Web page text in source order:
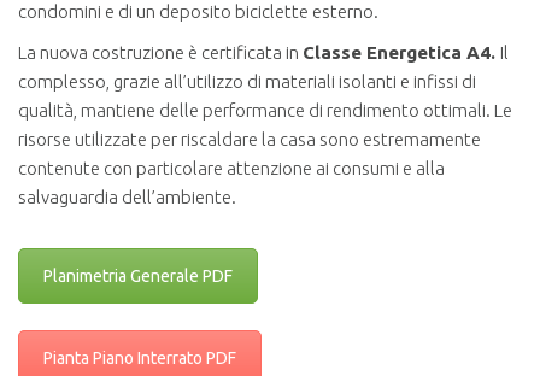
condomini e di un deposito biciclette esterno.
La nuova costruzione è certificata in Classe Energetica A4. Il
complesso, grazie all’utilizzo di materiali isolanti e infissi di
qualità, mantiene delle performance di rendimento ottimali. Le
risorse utilizzate per riscaldare la casa sono estremamente
contenute con particolare attenzione ai consumi e alla
salvaguardia dell’ambiente.
Planimetria Generale PDF
Pianta Piano Interrato PDF